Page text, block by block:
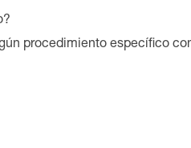
procedimiento específico